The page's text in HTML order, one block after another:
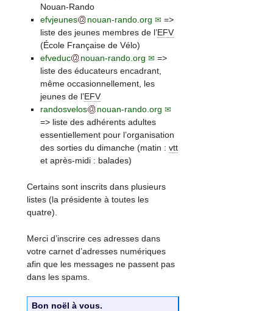
Nouan-Rando
efvjeunes
nouan-rando.org
=>
liste des jeunes membres de l’EFV
(École Française de Vélo)
efveduc
nouan-rando.org
=>
liste des éducateurs encadrant,
même occasionnellement, les
jeunes de l’EFV
randosvelos
nouan-rando.org
=> liste des adhérents adultes
essentiellement pour l’organisation
des sorties du dimanche (matin : vtt
et après-midi : balades)
Certains sont inscrits dans plusieurs
listes (la présidente à toutes les
quatre).
Merci d’inscrire ces adresses dans
votre carnet d’adresses numériques
afin que les messages ne passent pas
dans les spams.
Bon noël à vous.